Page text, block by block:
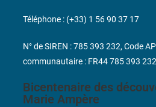
Bicentenaire des
Marie Ampère
Téléphone : (+33) 1 56 90 37 17
N° de SIREN : 785 393 232, Code
communautaire : FR44 785 393 232